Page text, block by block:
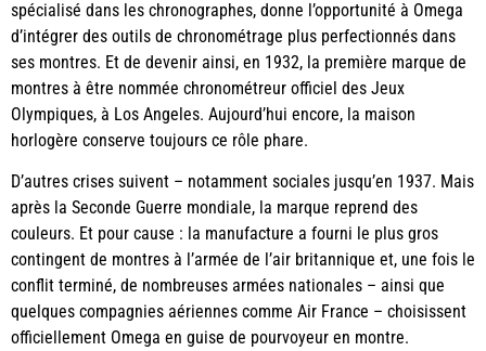
spécialisé dans les chronographes, donne l’opportunité à Omega
d’intégrer des outils de chronométrage plus perfectionnés dans
ses montres. Et de devenir ainsi, en 1932, la première marque de
montres à être nommée chronométreur officiel des Jeux
Olympiques, à Los Angeles. Aujourd’hui encore, la maison
horlogère conserve toujours ce rôle phare.
D’autres crises suivent – notamment sociales jusqu’en 1937. Mais
après la Seconde Guerre mondiale, la marque reprend des
couleurs. Et pour cause : la manufacture a fourni le plus gros
contingent de montres à l’armée de l’air britannique et, une fois le
conflit terminé, de nombreuses armées nationales – ainsi que
quelques compagnies aériennes comme Air France – choisissent
officiellement Omega en guise de pourvoyeur en montre.